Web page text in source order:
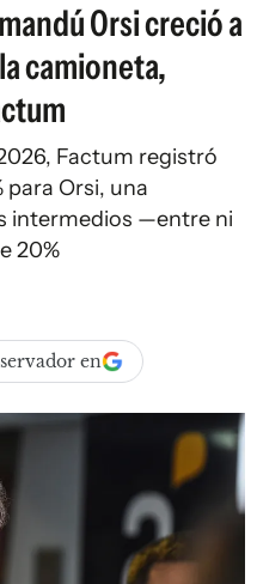
Orsi creció a
camioneta,
Factum registró
para Orsi, una
intermedios —entre ni
20%
en